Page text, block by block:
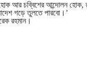
আর চব্বিশের আন্দোলন হোক,
গড়ে তুলতে পারবো।’
রহমান।